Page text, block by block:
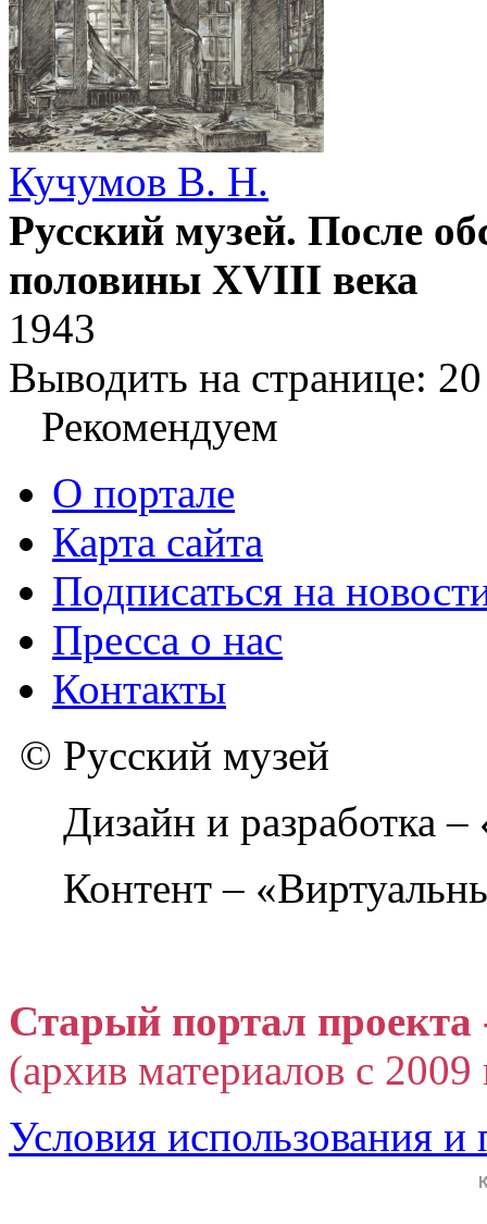
Кучумов В. Н.
Русский музей. После
половины XVIII века
1943
Выводить на странице: 20
Рекомендуем
О портале
Карта сайта
Подписаться на
Пресса о нас
Контакты
© Русский музей
Дизайн и разработка
Контент –
Старый портал
(архив материалов с
Условия использования